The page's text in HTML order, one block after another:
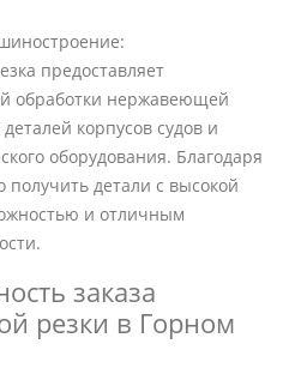
предоставляет
обработки нержавеющей
корпусов судов и
оборудования. Благодаря
получить детали с высокой
и отличным
заказа
резки в Горном